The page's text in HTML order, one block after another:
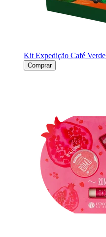
Kit Expedição Café Verde
Comprar